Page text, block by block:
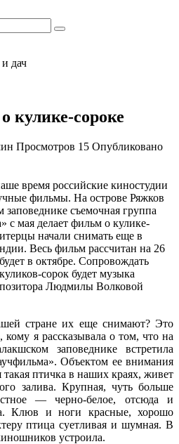
дач
сороке
Просмотров 15 Опубликовано
время российские киностудии
фильмы. На острове Ряжков
съемочная группа
с мая делает фильм о кулике-
начали снимать еще в
Весь фильм рассчитан на 26
в октябре. Сопровождать
куликов-сорок будет музыка
Людмилы Волковой
стране их еще снимают? Это
я рассказывала о том, что на
заповеднике встретила
Объектом ее внимания
птичка в наших краях, живет
залива. Крупная, чуть больше
— черно-белое, отсюда и
Клюв и ноги красные, хорошо
птица суетливая и шумная. В
устроила.